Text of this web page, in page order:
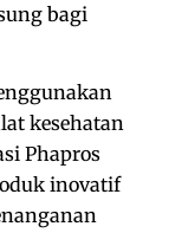
bagi
kesehatan
Phapros
inovatif